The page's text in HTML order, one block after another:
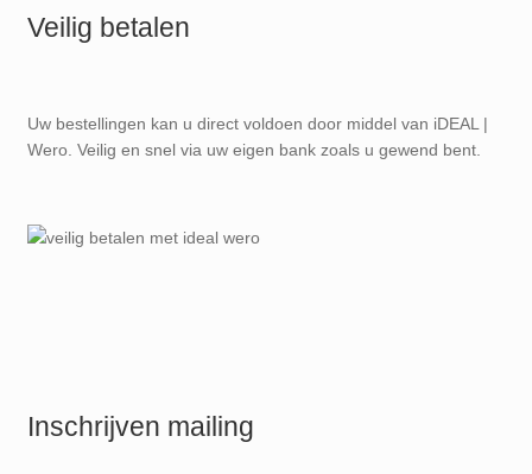
Veilig betalen
Uw bestellingen kan u direct voldoen door middel van iDEAL |
Wero. Veilig en snel via uw eigen bank zoals u gewend bent.
Inschrijven mailing